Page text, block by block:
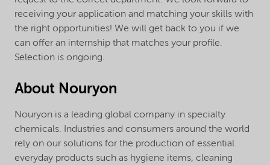
receiving your application and matching your skills with
the right opportunities! We will get back to you if we
can offer an internship that matches your profile.
Selection is ongoing.
About Nouryon
Nouryon is a leading global company in specialty
chemicals. Industries and consumers around the world
rely on our solutions for the production of essential
everyday products such as hygiene items, cleaning